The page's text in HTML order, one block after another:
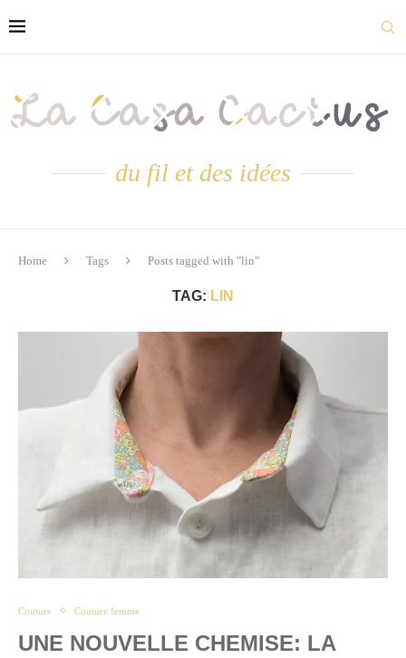
du fil et des idées
Home Tags Posts tagged with "lin"
TAG: LIN
Couture Couture femme
UNE NOUVELLE CHEMISE: LA